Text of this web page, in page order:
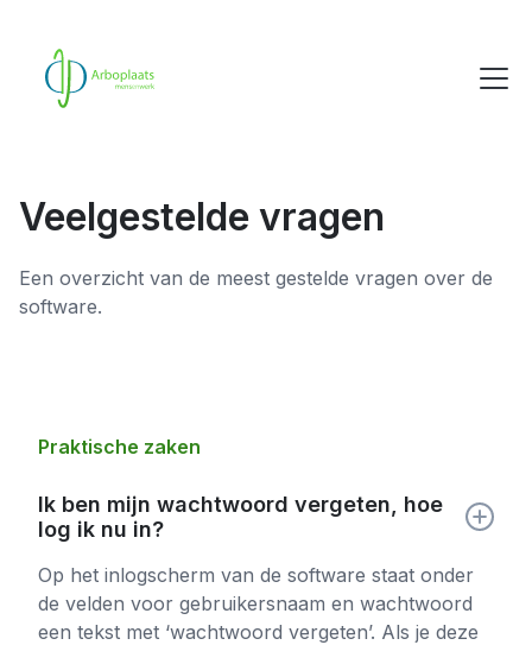
Veelgestelde vragen
Een overzicht van de meest gestelde vragen over de
software.
Praktische zaken
Ik ben mijn wachtwoord vergeten, hoe
log ik nu in?
Op het inlogscherm van de software staat onder
de velden voor gebruikersnaam en wachtwoord
een tekst met ‘wachtwoord vergeten’. Als je deze